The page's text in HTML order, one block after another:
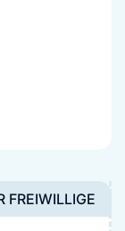
FREIWILLIGE